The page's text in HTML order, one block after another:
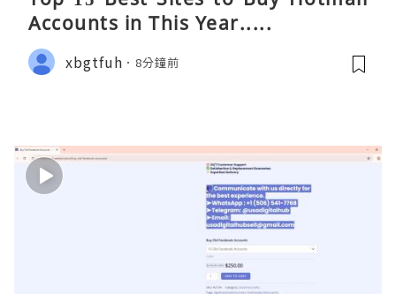
Accounts in This Year.....
xbgtfuh 8分鐘前